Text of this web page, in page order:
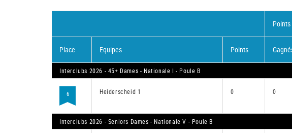
Points
Place Equipes Points
Interclubs 2026 - 45+ Dames - Nationale I - Poule B
6 Heiderscheid 1 0 0
Interclubs 2026 - Seniors Dames - Nationale V - Poule B